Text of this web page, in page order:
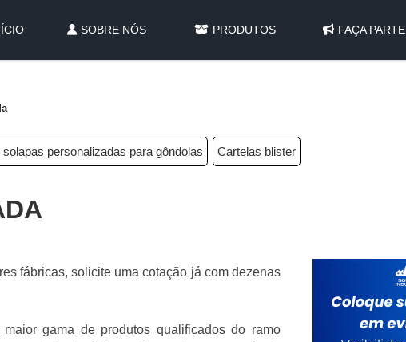
SOBRE NÓS PRODUTOS FAÇA PARTE
personalizadas para gôndolas Cartelas blister
fábricas, solicite uma cotação já com dezenas
gama de produtos qualificados do ramo